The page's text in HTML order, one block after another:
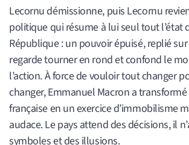
Lecornu démissionne, puis Lecornu
politique qui résume à lui seul tout l’état
République : un pouvoir épuisé, replié
regarde tourner en rond et confond le
l’action. À force de vouloir tout changer
changer, Emmanuel Macron a
française en un exercice d’immobilisme
audace. Le pays attend des décisions, il
symboles et des illusions.